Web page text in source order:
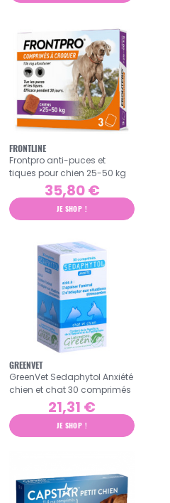
FRONTLINE
Frontpro anti-puces et
tiques pour chien 25-50 kg
35,80 €
JE SHOP !
GREENVET
GreenVet Sedaphytol Anxiété
chien et chat 30 comprimés
21,31 €
JE SHOP !